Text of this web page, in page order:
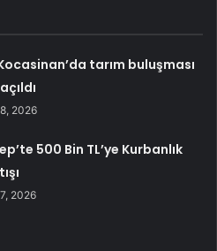
tarım buluşması
2026
500 Bin TL’ye Kurbanlık
2026